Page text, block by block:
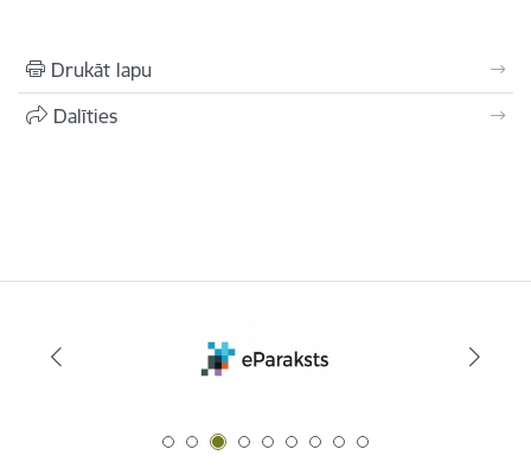
Drukāt lapu
Dalīties